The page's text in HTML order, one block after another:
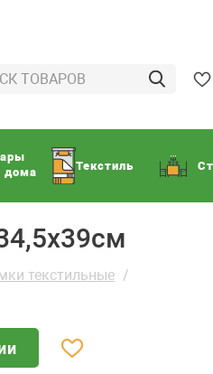
дома
Текстиль
текстильные